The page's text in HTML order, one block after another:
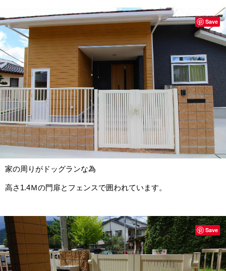
家の周りがドッグランな為
高さ1.4Ｍの門扉とフェンスで囲われています。
Save
Save